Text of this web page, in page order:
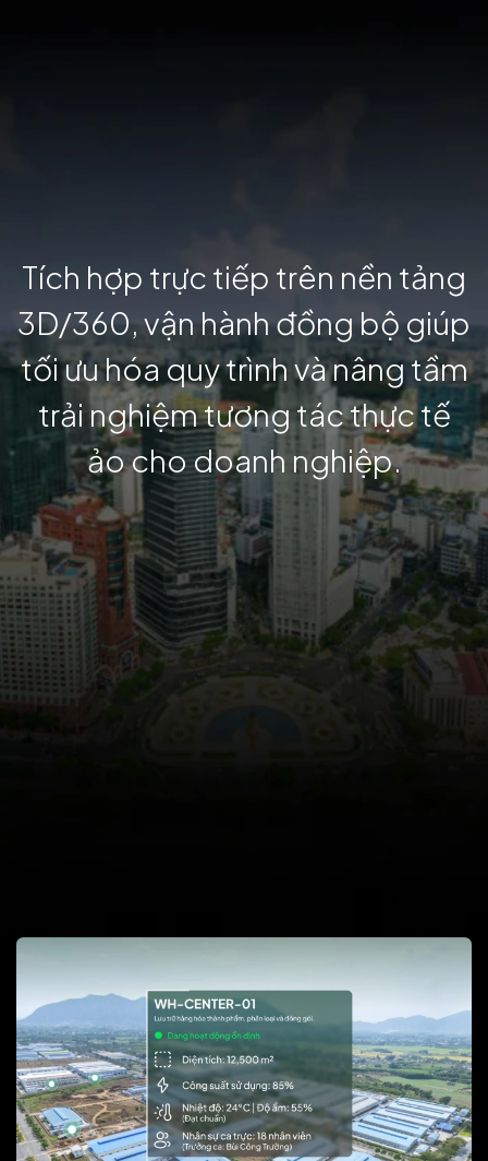
Tích hợp trực tiếp trên nền tảng
3D/360, vận hành đồng bộ giúp
tối ưu hóa quy trình và nâng tầm
trải nghiệm tương tác thực tế
ảo cho doanh nghiệp.